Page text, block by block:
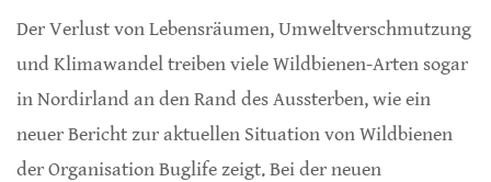
Der Verlust von Lebensräumen, Umweltverschmutzung
und Klimawandel treiben viele Wildbienen-Arten sogar
in Nordirland an den Rand des Aussterben, wie ein
neuer Bericht zur aktuellen Situation von Wildbienen
der Organisation Buglife zeigt. Bei der neuen